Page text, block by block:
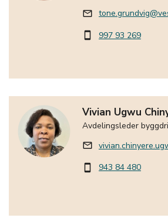
mail_outline
smartphone 997 93 269
Vivian Ugwu
Avdelingsleder
mail_outline
smartphone 943 84 480